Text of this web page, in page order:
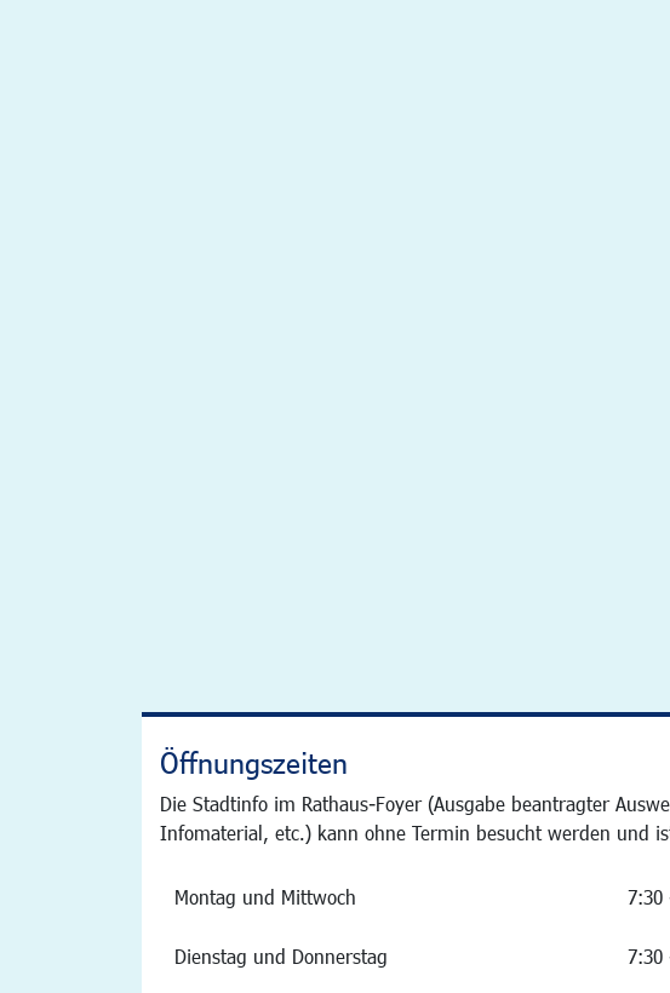
Öffnungszeiten
Die Stadtinfo im Rathaus-Foyer (Ausgabe beantragter
Infomaterial, etc.) kann ohne Termin besucht werden und
Montag und Mittwoch 7:30
Dienstag und Donnerstag 7:30